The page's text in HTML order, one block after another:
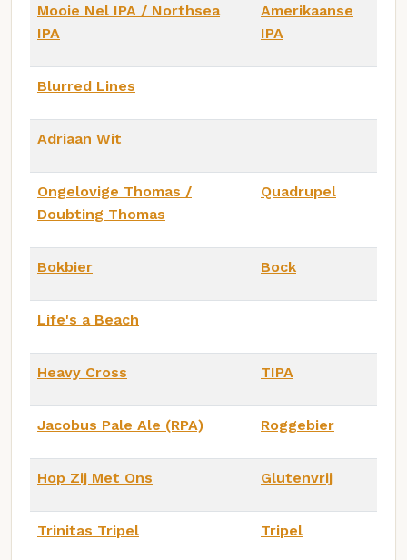
Mooie Nel IPA / Northsea
IPA
Amerikaanse
IPA
Blurred Lines
Adriaan Wit
Ongelovige Thomas /
Doubting Thomas
Quadrupel
Bokbier Bock
Life's a Beach
Heavy Cross TIPA
Jacobus Pale Ale (RPA) Roggebier
Hop Zij Met Ons Glutenvrij
Trinitas Tripel Tripel